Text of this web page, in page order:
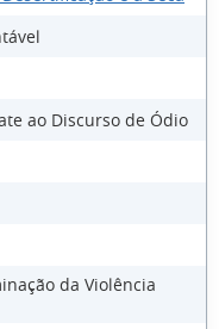
ao Discurso de Ódio
da Violência